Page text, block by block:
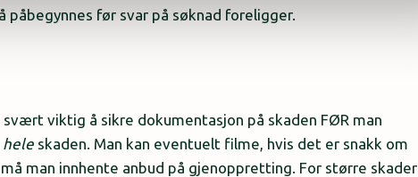
før svar på søknad foreligger.
viktig å sikre dokumentasjon på skaden FØR man
hele skaden. Man kan eventuelt filme, hvis det er snakk om
man innhente anbud på gjenoppretting. For større skader